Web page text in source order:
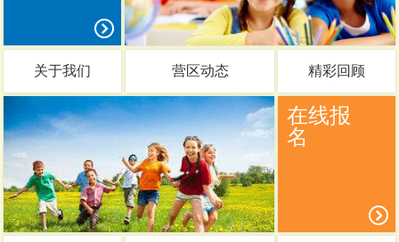
关于我们 营区动态 精彩回顾
在线报
名